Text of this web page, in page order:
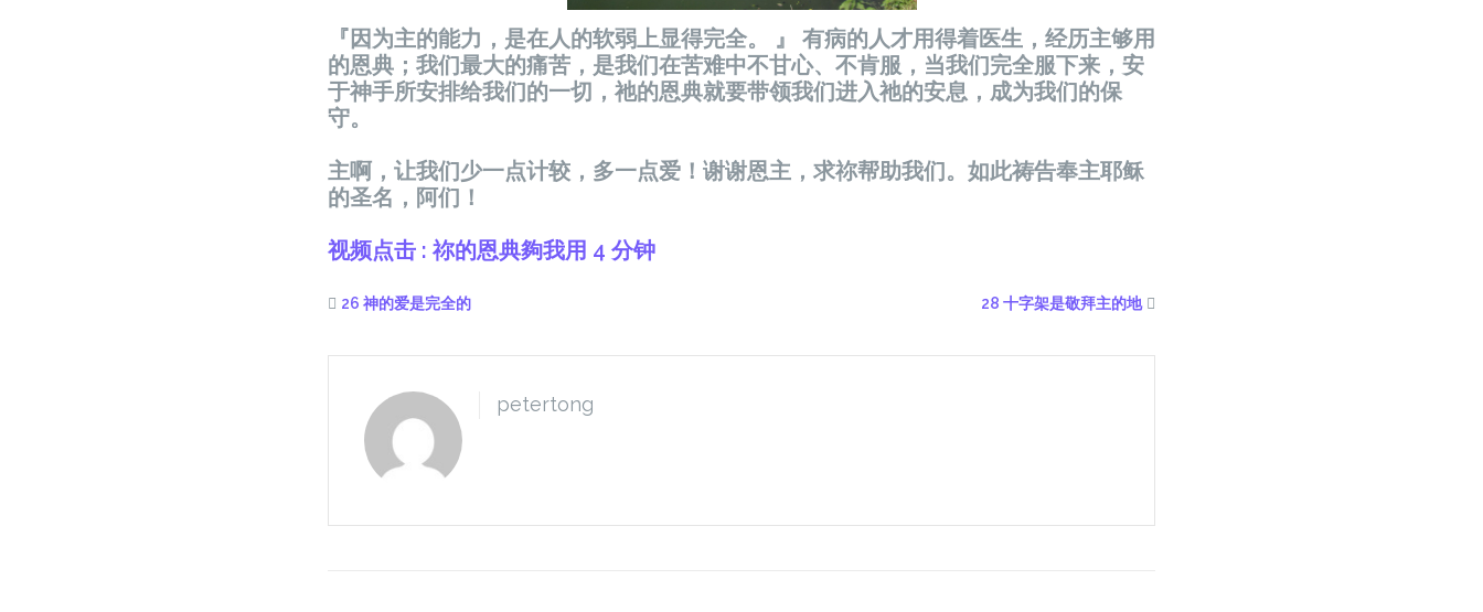
『因为主的能力，是在人的软弱上显得完全。 』 有病的人才用得着医生，经历主够用
的恩典；我们最大的痛苦，是我们在苦难中不甘心、不肯服，当我们完全服下来，安
于神手所安排给我们的一切，祂的恩典就要带领我们进入祂的安息，成为我们的保
守。
主啊，让我们少一点计较，多一点爱！谢谢恩主，求祢帮助我们。如此祷告奉主耶稣
的圣名，阿们！
视频点击 : 祢的恩典夠我用 4 分钟
26 神的爱是完全的 28 十字架是敬拜主的地
petertong